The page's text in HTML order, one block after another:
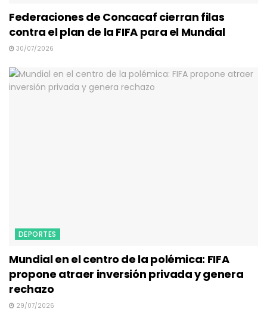
Federaciones de Concacaf cierran filas
contra el plan de la FIFA para el Mundial
30/07/2026
DEPORTES
Mundial en el centro de la polémica: FIFA
propone atraer inversión privada y genera
rechazo
29/07/2026